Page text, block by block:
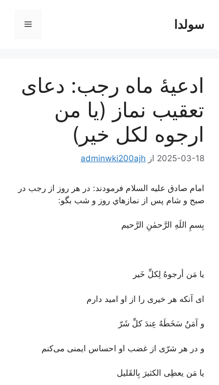
محتواسولدا فهرست
ادعیۀ ماه رجب: دعای
تعقیب نماز (یا من
ارجوه لکل خیر)
2025-03-18 از adminwki200ajh
امام صادق عليه السلام فرمودند: در هر روز از رجب در
صبح و شام پس از نمازهاي روز و شب بگو:
بِسمِ اللَهِ الرَّحمٰنِ الرَّحيم
يا مَن أرجوهُ لِكلِّ خَير
ای آنکه هر خیری را از او امید دارم
و آمَنُ سَخَطَهُ عِندَ كلِّ شَرّ
و در هر شرّی از غضب او احساس ایمنی می‌کنم
يا مَن يعطِى الكثيرَ بِالقَليل